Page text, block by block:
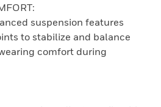
suspension features
to stabilize and balance
comfort during